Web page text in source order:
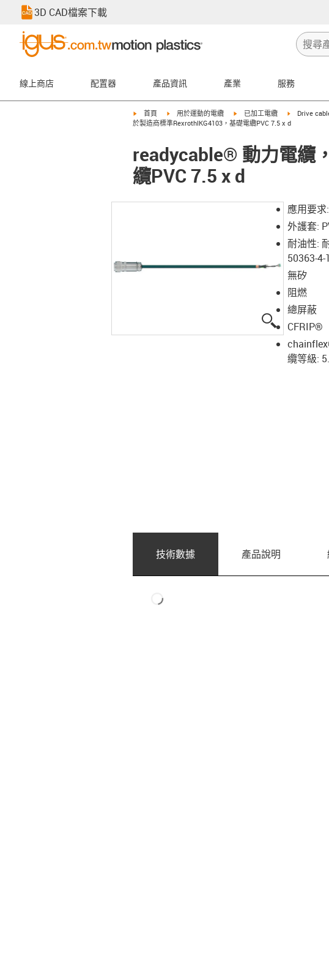
3D CAD檔案下載
線上商店 配置器 產品資訊 產業 服務
igus-icon-arrow-right
首頁 igus-icon-arrow-right
用於運動的電纜 igus-icon-arrow-right
已加工電纜 igus-icon-
Drive
於製造商標準RexrothIKG4103，基礎電纜PVC 7.5 x d
readycable® 動力電纜
纜PVC 7.5 x d
igus-icon-
應用要
外護套:
耐油性:
50363-4-
無矽
阻燃
總屏蔽
CFRIP®
纜等級:
技術數據 產品說明